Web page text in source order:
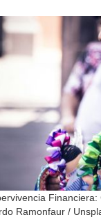
Ramonfaur /